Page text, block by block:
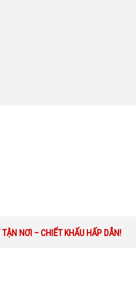
NƠI – CHIẾT KHẤU HẤP DẪN!